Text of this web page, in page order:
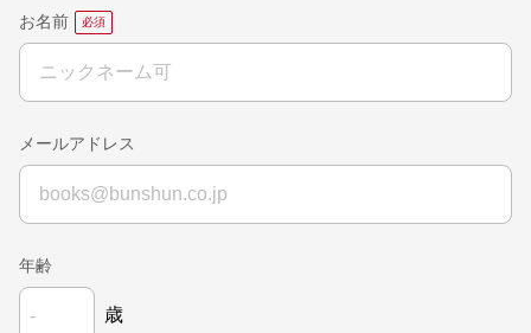
お名前
メールアドレス
年齢
歳